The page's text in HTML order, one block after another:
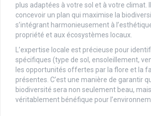
plus adaptées à votre sol et à votre climat.
concevoir un plan qui maximise la
s’intégrant harmonieusement à
propriété et aux écosystèmes locaux.
L’expertise locale est précieuse pour
spécifiques (type de sol, ensoleillement,
les opportunités offertes par la flore et la
présentes. C’est une manière de garantir
biodiversité sera non seulement beau,
véritablement bénéfique pour